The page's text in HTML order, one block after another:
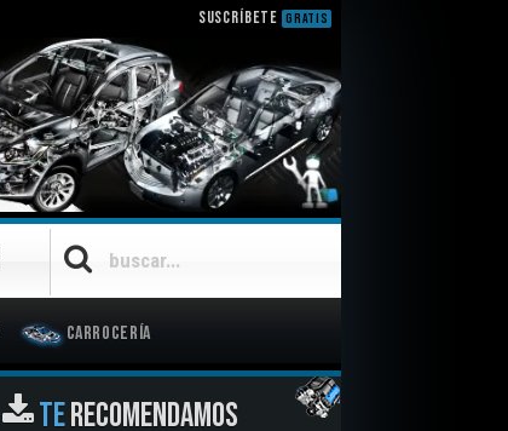
SUSCRÍBETE GRATIS
Carrocería
TERECOMENDAMOS